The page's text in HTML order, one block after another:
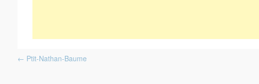
← Ptit-Nathan-Baume